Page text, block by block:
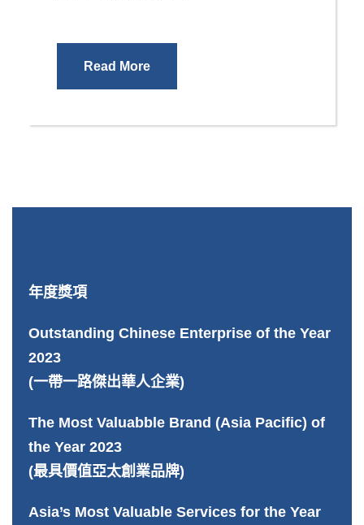
Read More
年度獎項
Outstanding Chinese Enterprise of the Year
2023
(一帶一路傑出華人企業)
The Most Valuabble Brand (Asia Pacific) of
the Year 2023
(最具價值亞太創業品牌)
Asia’s Most Valuable Services for the Year